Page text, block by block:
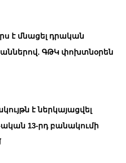
է մնացել դրական
ԳԹԿ փոխտնօրեն
է ներկայացվել
13-րդ բանակումի